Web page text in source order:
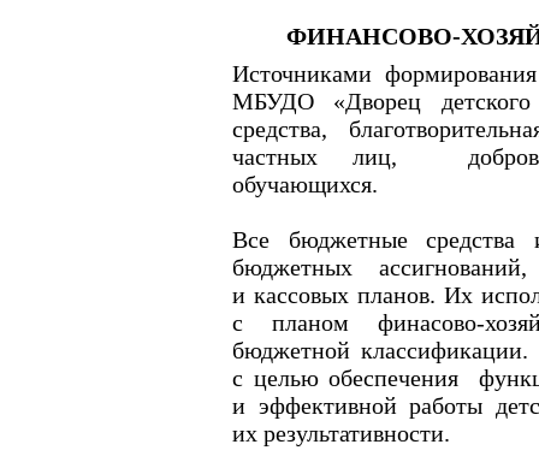
ФИНАНСОВО-
Источниками
МБУДО «Дворец
средства,
частных лиц,
обучающихся.
Все бюджетные средства
бюджетных
и кассовых планов. Их
с планом финасово-
бюджетной классификации.
с цельюобеспечения
и эффективнойработы
их результативности.